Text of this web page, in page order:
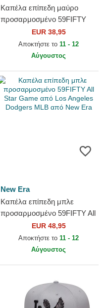
Καπέλα επίπεδη μαύρο
προσαρμοσμένο 59FIFTY
League Essential από Los
Angeles Dodgers MLB από
EUR 38,95
Αποκτήστε το 11 - 12
Αύγουστος
New Era
Καπέλα επίπεδη μπλε
προσαρμοσμένο 59FIFTY All
Star Game από Los Angeles
Dodgers MLB από New Era
EUR 48,95
Αποκτήστε το 11 - 12
Αύγουστος